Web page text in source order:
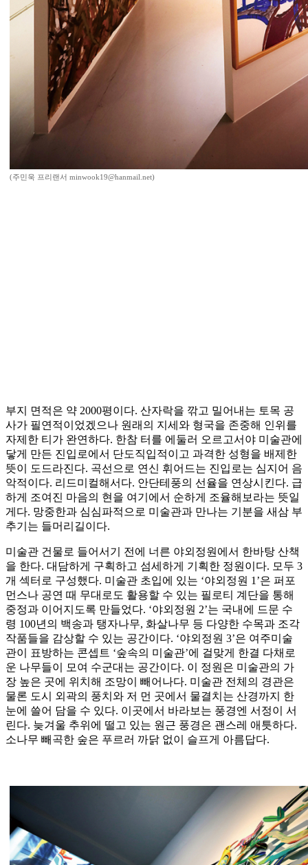
(주민욱 프리랜서 minwook19@hanmail.net)
부지 면적은 약 2000평이다. 산자락을 깎고 밀어내는 토목 공
사가 필연적이었겠으나 원래의 지세와 형국을 존중해 인위를
자제한 티가 완연하다. 한참 터를 에둘러 오르고서야 미술관에
닿게 만든 진입로에서 단도직입적이고 과격한 성형을 배제한
뜻이 도드라진다. 곡선으로 연신 휘어드는 진입로는 심지어 음
악적이다. 리드미컬해서다. 안단테풍의 선율을 연상시킨다. 급
하게 조여진 마음의 현을 여기에서 순하게 조율해보라는 뜻일
게다. 망중한과 심심파적으로 미술관과 만나는 기분을 새삼 부
추기는 들머리길이다.
미술관 건물로 들어서기 전에 너른 야외정원에서 한바탕 산책
을 한다. 대담하게 구획하고 섬세하게 기획한 정원이다. 모두 3
개 섹터로 구성했다. 미술관 초입에 있는 ‘야외정원 1’은 퍼포
먼스나 공연 때 무대로도 활용할 수 있는 필로티 계단을 통해
중정과 이어지도록 만들었다. ‘야외정원 2’는 국내에 드문 수
령 100년의 백송과 탱자나무, 화살나무 등 다양한 수목과 조각
작품들을 감상할 수 있는 공간이다. ‘야외정원 3’은 여주미술
관이 표방하는 콘셉트 ‘숲속의 미술관’에 걸맞게 한결 다채로
운 나무들이 모여 수군대는 공간이다. 이 정원은 미술관의 가
장 높은 곳에 위치해 조망이 빼어나다. 미술관 전체의 경관은
물론 도시 외곽의 풍치와 저 먼 곳에서 물결치는 산경까지 한
눈에 쓸어 담을 수 있다. 이곳에서 바라보는 풍경엔 서정이 서
린다. 늦겨울 추위에 떨고 있는 원근 풍경은 괜스레 애틋하다.
소나무 빼곡한 숲은 푸르러 까닭 없이 슬프게 아름답다.